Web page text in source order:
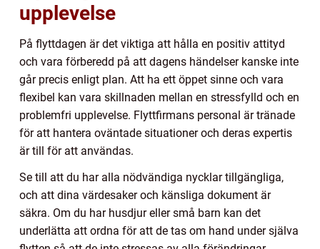
upplevelse
På flyttdagen är det viktiga att hålla en positiv attityd
och vara förberedd på att dagens händelser kanske inte
går precis enligt plan. Att ha ett öppet sinne och vara
flexibel kan vara skillnaden mellan en stressfylld och en
problemfri upplevelse. Flyttfirmans personal är tränade
för att hantera oväntade situationer och deras expertis
är till för att användas.
Se till att du har alla nödvändiga nycklar tillgängliga,
och att dina värdesaker och känsliga dokument är
säkra. Om du har husdjur eller små barn kan det
underlätta att ordna för att de tas om hand under själva